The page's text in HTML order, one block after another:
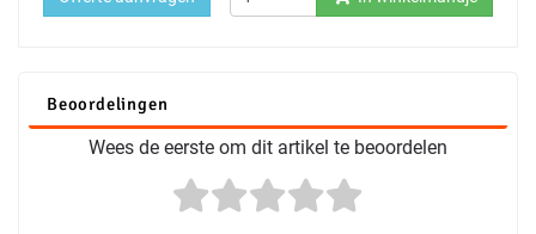
Beoordelingen
Wees de eerste om dit artikel te beoordelen